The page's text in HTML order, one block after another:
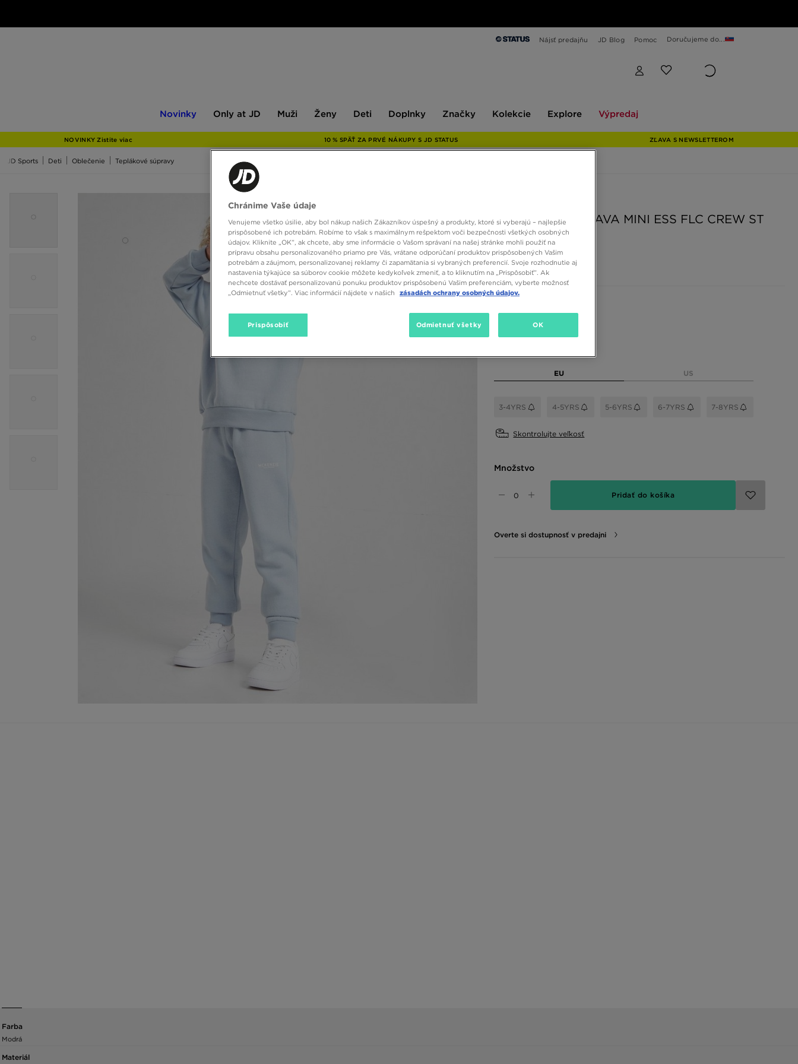
Nájsť predajňu JD Blog Pomoc Doručujeme do...
Novinky
JD
Only at JD Muži Ženy Deti Doplnky Značky Kolekcie Explore Výpredaj
NOVINKY Zistite viac 10 % SPÄŤ ZA PRVÉ NÁKUPY S JD STATUS ZĽAVA S NEWSLETTEROM
JD Sports Deti Oblečenie Teplákové súpravy
MCKENZIE SÚPRAVA MINI ESS FLC CREW ST
15,00 €
EU US
3-4YRS 4-5YRS 5-6YRS 6-7YRS 7-8YRS
Skontrolujte veľkosť
Množstvo
Pridať do košíka
Overte si dostupnosť v predajni
Farba
Modrá
Materiál
Chránime Vaše údaje
Venujeme všetko úsilie, aby bol nákup našich Zákazníkov úspešný a produkty, ktoré si vyberajú – najlepšie
prispôsobené ich potrebám. Robíme to však s maximálnym rešpektom voči bezpečnosti všetkých osobných
údajov. Kliknite „OK”, ak chcete, aby sme informácie o Vašom správaní na našej stránke mohli použiť na
prípravu obsahu personalizovaného priamo pre Vás, vrátane odporúčaní produktov prispôsobených Vašim
potrebám a záujmom, personalizovanej reklamy či zapamätania si vybraných preferencií. Svoje rozhodnutie aj
nastavenia týkajúce sa súborov cookie môžete kedykoľvek zmeniť, a to kliknutím na „Prispôsobiť”. Ak
nechcete dostávať personalizovanú ponuku produktov prispôsobenú Vašim preferenciám, vyberte možnosť
„Odmietnuť všetky”. Viac informácií nájdete v našich
zásadách ochrany osobných údajov.
Prispôsobiť Odmietnuť všetky OK